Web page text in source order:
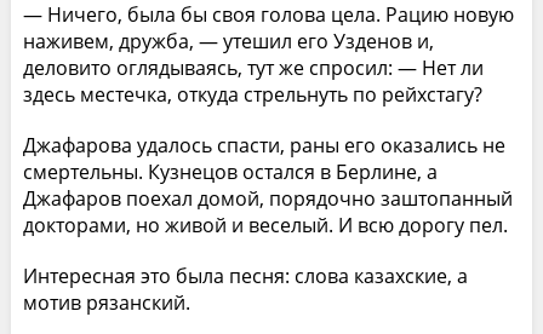
— Ничего, была бы своя голова цела. Рацию новую
наживем, дружба, — утешил его Узденов и,
деловито оглядываясь, тут же спросил: — Нет ли
здесь местечка, откуда стрельнуть по рейхстагу?
Джафарова удалось спасти, раны его оказались не
смертельны. Кузнецов остался в Берлине, а
Джафаров поехал домой, порядочно заштопанный
докторами, но живой и веселый. И всю дорогу пел.
Интересная это была песня: слова казахские, а
мотив рязанский.